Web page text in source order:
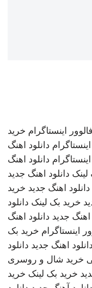
اینستاگرام خرید
دانلود اهنگ
دانلود اهنگ
دانلود اهنگ جدید
دانلود اهنگ جدید خرید
خرید بک لینک دانلود
اهنگ جدید دانلود اهنگ
اینستاگرام خرید بک
دانلود اهنگ جدید دانلود
خرید شال و روسری
خرید بک لینک خرید